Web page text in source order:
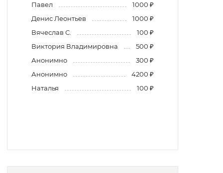
Павел
1000 ₽
Денис Леонтьев
1000 ₽
Вячеслав С.
100 ₽
Виктория Владимировна
500 ₽
Анонимно
300 ₽
Анонимно
4200 ₽
Наталья
100 ₽